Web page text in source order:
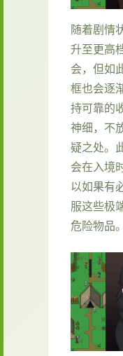
随着剧情
升至更高
会，但如
框也会逐
持可靠的
神细，不
疑之处。
会在入境
以如果有
服这些极
危险物品。